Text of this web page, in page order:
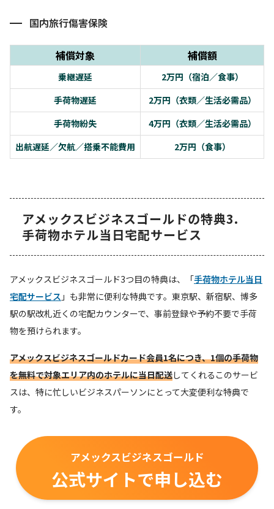
国内旅行傷害保険
補償対象 補償額
乗継遅延
2万円（宿泊／食事）
手荷物遅延
2万円（衣類／生活必需品）
手荷物紛失
4万円（衣類／生活必需品）
出航遅延／欠航／搭乗不能費用
2万円（食事）
アメックスビジネスゴールドの特典3.
手荷物ホテル当日宅配サービス
アメックスビジネスゴールド3つ目の特典は、「手荷物ホテル当日
宅配サービス 」も非常に便利な特典です。東京駅、新宿駅、博多
駅の駅改札近くの宅配カウンターで、事前登録や予約不要で手荷
物を預けられます。
アメックスビジネスゴールドカード会員1名につき、1個の手荷物
を無料で対象エリア内のホテルに当日配送してくれるこのサービ
スは、特に忙しいビジネスパーソンにとって大変便利な特典で
す。
アメックスビジネスゴールド
公式サイトで申し込む